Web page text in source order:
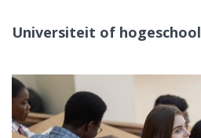
Universiteit of hogeschool